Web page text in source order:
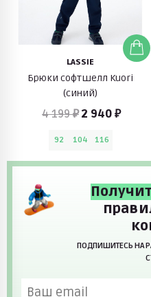
LASSIE
Брюки софтшелл Kuori
(синий)
4 199 ₽ 2 940 ₽
92 104 116
ПОДПИШИТЕСЬ НА